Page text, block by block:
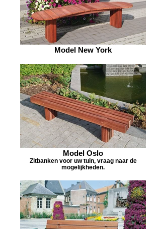
Model New York
Model Oslo
Zitbanken voor uw tuin, vraag naar de
mogelijkheden.